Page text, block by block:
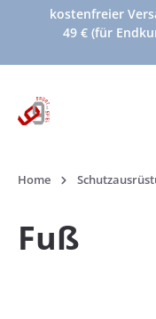
Zum Hauptinhalt
kostenfreier
49 € (für
Home
Fuß